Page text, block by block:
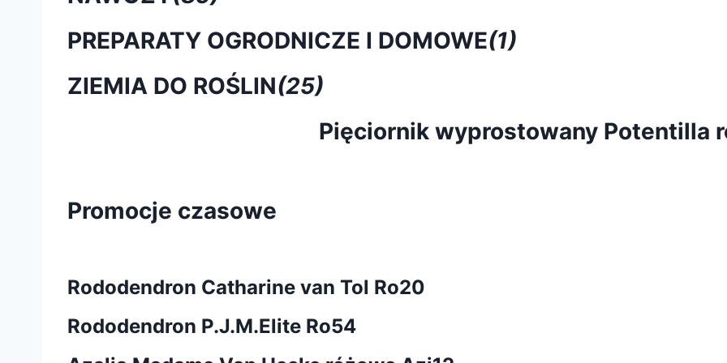
PREPARATY OGRODNICZE I DOMOWE(1)
ZIEMIA DO ROŚLIN(25)
Pięciornik wyprostowany Potentilla
Promocje czasowe
Rododendron Catharine van Tol Ro20
Rododendron P.J.M.Elite Ro54